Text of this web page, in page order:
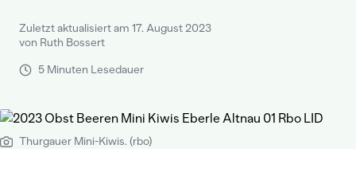
Zuletzt aktualisiert am 17. August 2023
von Ruth Bossert
5 Minuten Lesedauer
Thurgauer Mini-Kiwis. (rbo)